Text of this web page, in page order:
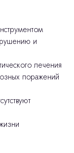
и
лечения
поражений